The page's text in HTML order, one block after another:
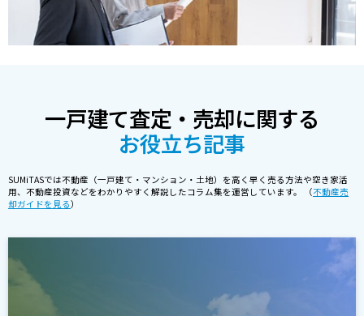
一戸建て査定・売却に関する
お役立ち記事
SUMiTASでは不動産（一戸建て・マンション・土地）を高く早く売る方法や空き家活
用、不動産投資などをわかりやすく解説したコラム集を運営しています。 （不動産売
却ガイドを見る）